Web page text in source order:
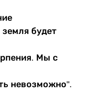
будет
Мы с
невозможно".